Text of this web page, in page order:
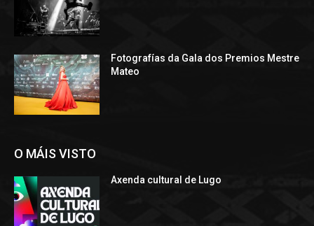
Fotografías da Gala dos Premios Mestre
Mateo
O MÁIS VISTO
Axenda cultural de Lugo